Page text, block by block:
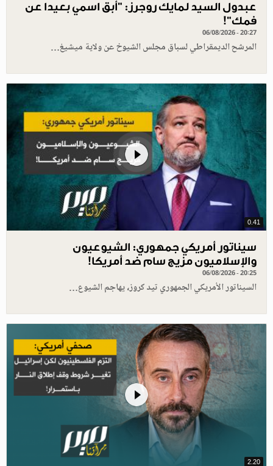
عبدول السيد لمايك روجرز: "أبق اسمي بعيدا عن
فمك"!
06/08/2026 - 20:27
المرشح الديمقراطي لسباق مجلس الشيوخ عن ولاية ميشيغ…
0.41
سيناتور أمريكي جمهوري: الشيوعيون
والإسلاميون مزيج سام ضد أمريكا!
06/08/2026 - 20:25
السيناتور الأمريكي الجمهوري تيد كروز، يهاجم الشيوع…
2.20